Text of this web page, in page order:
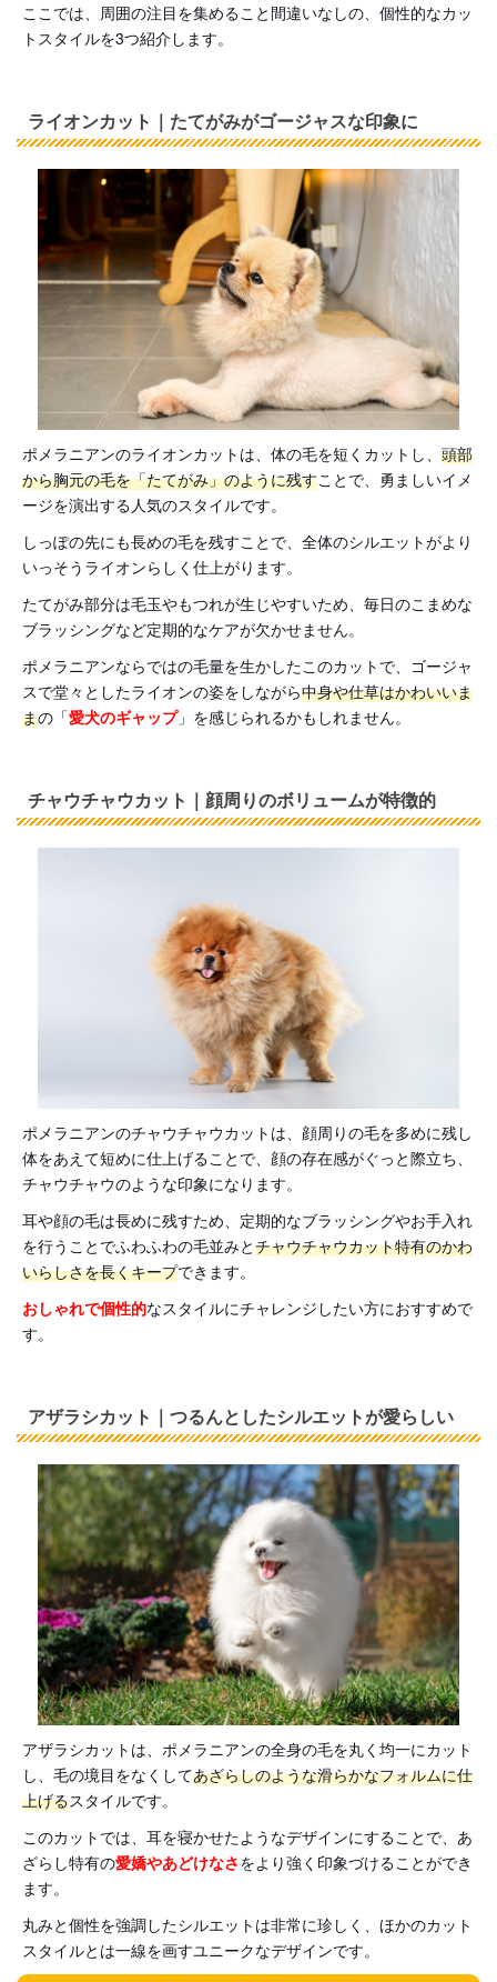
ここでは、周囲の注目を集めること間違いなしの、個性的なカッ
トスタイルを3つ紹介します。
ライオンカット｜たてがみがゴージャスな印象に
ポメラニアンのライオンカットは、体の毛を短くカットし、 頭部
から胸元の毛を「たてがみ」のように残すことで、勇ましいイメ
ージを演出する人気のスタイルです。
しっぽの先にも長めの毛を残すことで、全体のシルエットがより
いっそうライオンらしく仕上がります。
たてがみ部分は毛玉やもつれが生じやすいため、毎日のこまめな
ブラッシングなど定期的なケアが欠かせません。
ポメラニアンならではの毛量を生かしたこのカットで、ゴージャ
スで堂々としたライオンの姿をしながら中身や仕草はかわいいま
まの「愛犬のギャップ」を感じられるかもしれません。
チャウチャウカット｜顔周りのボリュームが特徴的
ポメラニアンのチャウチャウカットは、顔周りの毛を多めに残し
体をあえて短めに仕上げることで、顔の存在感がぐっと際立ち、
チャウチャウのような印象になります。
耳や顔の毛は長めに残すため、定期的なブラッシングやお手入れ
を行うことでふわふわの毛並みとチャウチャウカット特有のかわ
いらしさを長くキープできます。
おしゃれで個性的なスタイルにチャレンジしたい方におすすめで
す。
アザラシカット｜つるんとしたシルエットが愛らしい
アザラシカットは、ポメラニアンの全身の毛を丸く均一にカット
し、毛の境目をなくしてあざらしのような滑らかなフォルムに仕
上げるスタイルです。
このカットでは、耳を寝かせたようなデザインにすることで、あ
ざらし特有の愛嬌やあどけなさをより強く印象づけることができ
ます。
丸みと個性を強調したシルエットは非常に珍しく、ほかのカット
スタイルとは一線を画すユニークなデザインです。